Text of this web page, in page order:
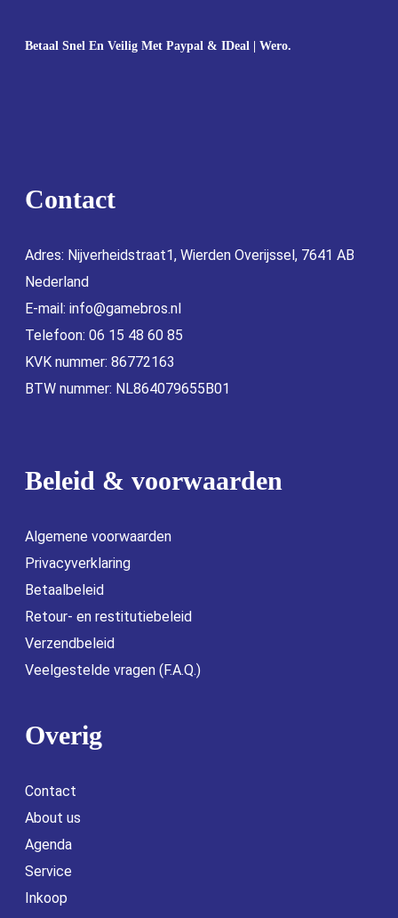
Betaal Snel En Veilig Met Paypal & IDeal | Wero.
Contact
Adres: Nijverheidstraat1, Wierden Overijssel, 7641 AB
Nederland
E-mail: info@gamebros.nl
Telefoon: 06 15 48 60 85
KVK nummer: 86772163
BTW nummer: NL864079655B01
Beleid & voorwaarden
Algemene voorwaarden
Privacyverklaring
Betaalbeleid
Retour- en restitutiebeleid
Verzendbeleid
Veelgestelde vragen (F.A.Q.)
Overig
Contact
About us
Agenda
Service
Inkoop